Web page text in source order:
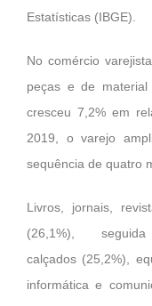
Estatísticas (IBGE).
No comércio
peças e de
cresceu 7,2% em
2019, o varejo
sequência de quatro
Livros, jornais,
(26,1%),
calçados (25,2%),
informática e